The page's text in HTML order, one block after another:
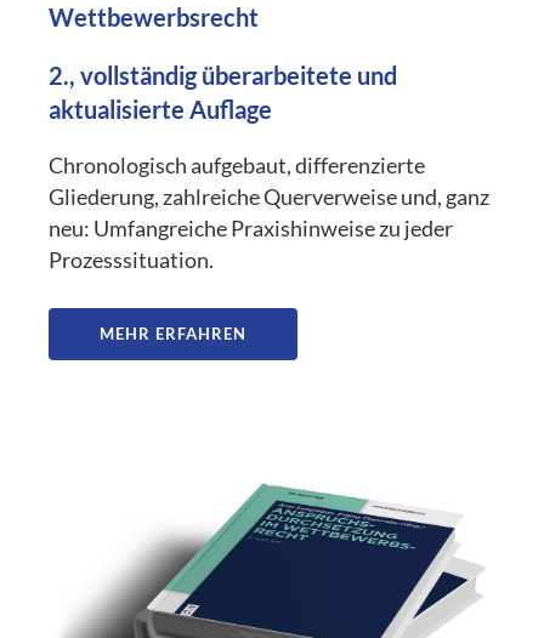
Wettbewerbsrecht
2., vollständig überarbeitete und
aktualisierte Auflage
Chronologisch aufgebaut, differenzierte
Gliederung, zahlreiche Querverweise und, ganz
neu: Umfangreiche Praxishinweise zu jeder
Prozesssituation.
MEHR ERFAHREN